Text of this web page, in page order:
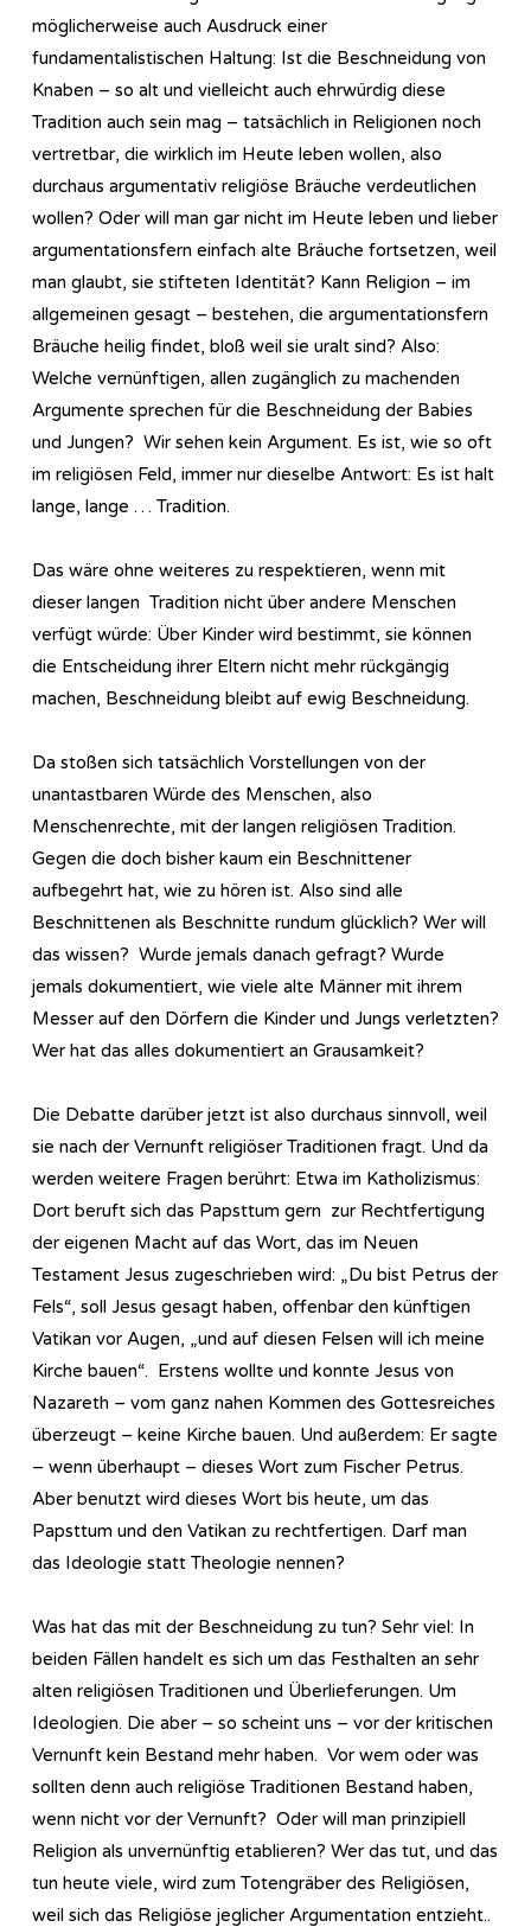
möglicherweise auch Ausdruck einer
fundamentalistischen Haltung: Ist die Beschneidung von
Knaben – so alt und vielleicht auch ehrwürdig diese
Tradition auch sein mag – tatsächlich in Religionen noch
vertretbar, die wirklich im Heute leben wollen, also
durchaus argumentativ religiöse Bräuche verdeutlichen
wollen? Oder will man gar nicht im Heute leben und lieber
argumentationsfern einfach alte Bräuche fortsetzen, weil
man glaubt, sie stifteten Identität? Kann Religion – im
allgemeinen gesagt – bestehen, die argumentationsfern
Bräuche heilig findet, bloß weil sie uralt sind? Also:
Welche vernünftigen, allen zugänglich zu machenden
Argumente sprechen für die Beschneidung der Babies
und Jungen? Wir sehen kein Argument. Es ist, wie so oft
im religiösen Feld, immer nur dieselbe Antwort: Es ist halt
lange, lange … Tradition.
Das wäre ohne weiteres zu respektieren, wenn mit
dieser langen Tradition nicht über andere Menschen
verfügt würde: Über Kinder wird bestimmt, sie können
die Entscheidung ihrer Eltern nicht mehr rückgängig
machen, Beschneidung bleibt auf ewig Beschneidung.
Da stoßen sich tatsächlich Vorstellungen von der
unantastbaren Würde des Menschen, also
Menschenrechte, mit der langen religiösen Tradition.
Gegen die doch bisher kaum ein Beschnittener
aufbegehrt hat, wie zu hören ist. Also sind alle
Beschnittenen als Beschnitte rundum glücklich? Wer will
das wissen? Wurde jemals danach gefragt? Wurde
jemals dokumentiert, wie viele alte Männer mit ihrem
Messer auf den Dörfern die Kinder und Jungs verletzten?
Wer hat das alles dokumentiert an Grausamkeit?
Die Debatte darüber jetzt ist also durchaus sinnvoll, weil
sie nach der Vernunft religiöser Traditionen fragt. Und da
werden weitere Fragen berührt: Etwa im Katholizismus:
Dort beruft sich das Papsttum gern zur Rechtfertigung
der eigenen Macht auf das Wort, das im Neuen
Testament Jesus zugeschrieben wird: „Du bist Petrus der
Fels“, soll Jesus gesagt haben, offenbar den künftigen
Vatikan vor Augen, „und auf diesen Felsen will ich meine
Kirche bauen“. Erstens wollte und konnte Jesus von
Nazareth – vom ganz nahen Kommen des Gottesreiches
überzeugt – keine Kirche bauen. Und außerdem: Er sagte
– wenn überhaupt – dieses Wort zum Fischer Petrus.
Aber benutzt wird dieses Wort bis heute, um das
Papsttum und den Vatikan zu rechtfertigen. Darf man
das Ideologie statt Theologie nennen?
Was hat das mit der Beschneidung zu tun? Sehr viel: In
beiden Fällen handelt es sich um das Festhalten an sehr
alten religiösen Traditionen und Überlieferungen. Um
Ideologien. Die aber – so scheint uns – vor der kritischen
Vernunft kein Bestand mehr haben. Vor wem oder was
sollten denn auch religiöse Traditionen Bestand haben,
wenn nicht vor der Vernunft? Oder will man prinzipiell
Religion als unvernünftig etablieren? Wer das tut, und das
tun heute viele, wird zum Totengräber des Religiösen,
weil sich das Religiöse jeglicher Argumentation entzieht..